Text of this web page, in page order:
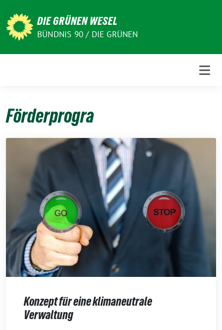
zum
Inhalt
DIE GRÜNEN WESEL
BÜNDNIS 90 / DIE GRÜNEN
Förderprogra
Konzept für eine klimaneutrale
Verwaltung